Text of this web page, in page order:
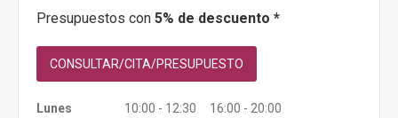
Presupuestos con 5% de descuento *
CONSULTAR/CITA/PRESUPUESTO
Lunes
10:00 - 12:30 16:00 - 20:00